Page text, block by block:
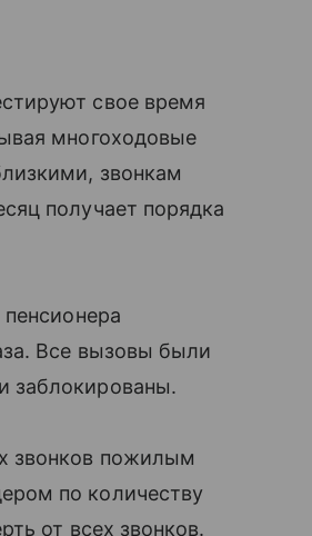
свое время
многоходовые
звонкам
получает порядка
Все вызовы были
заблокированы.
звонков пожилым
по количеству
от всех звонков.